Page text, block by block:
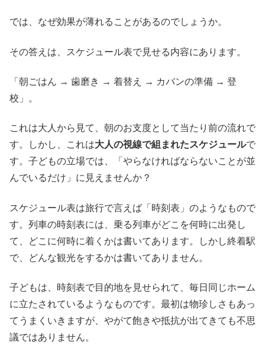
では、なぜ効果が薄れることがあるのでしょうか。
その答えは、スケジュール表で見せる内容にあります。
「朝ごはん → 歯磨き → 着替え → カバンの準備 → 登
校」。
これは大人から見て、朝のお支度として当たり前の流れで
す。しかし、これは大人の視線で組まれたスケジュールで
す。子どもの立場では、「やらなければならないことが並
んでいるだけ」に見えませんか？
スケジュール表は旅行で言えば「時刻表」のようなもので
す。列車の時刻表には、乗る列車がどこを何時に出発し
て、どこに何時に着くかは書いてあります。しかし終着駅
で、どんな観光をするかは書いてありません。
子どもは、時刻表で目的地を見せられて、毎日同じホーム
に立たされているようなものです。最初は物珍しさもあっ
てうまくいきますが、やがて飽きや抵抗が出てきても不思
議ではありません。